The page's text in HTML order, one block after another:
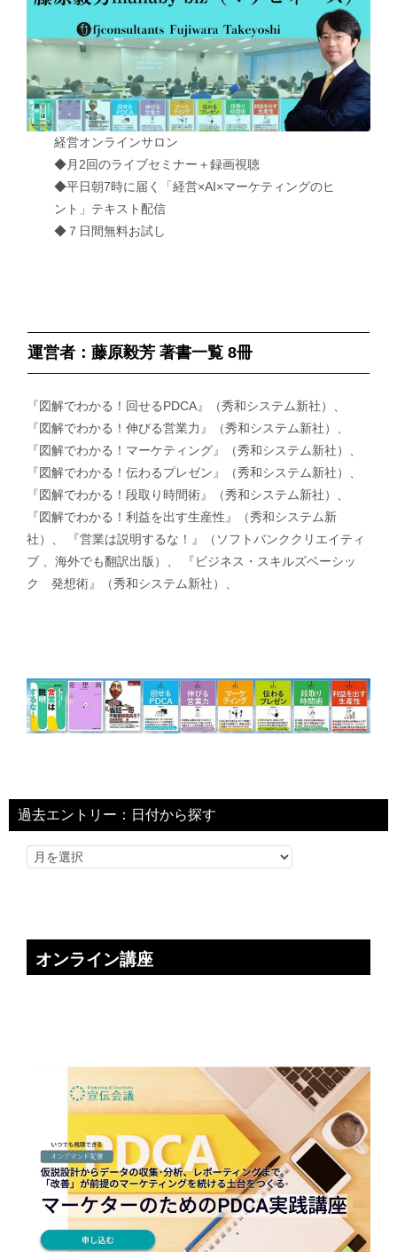
経営オンラインサロン
◆月2回のライブセミナー＋録画視聴
◆平日朝7時に届く「経営×AI×マーケティングのヒ
ント」テキスト配信
◆７日間無料お試し
運営者：藤原毅芳 著書一覧 8冊
『図解でわかる！回せるPDCA』（秀和システム新社）、
『図解でわかる！伸びる営業力』（秀和システム新社）、
『図解でわかる！マーケティング』（秀和システム新社）、
『図解でわかる！伝わるプレゼン』（秀和システム新社）、
『図解でわかる！段取り時間術』（秀和システム新社）、
『図解でわかる！利益を出す生産性』（秀和システム新
社）、 『営業は説明するな！』（ソフトバンククリエイティ
ブ 、海外でも翻訳出版）、 『ビジネス・スキルズベーシッ
ク 発想術』（秀和システム新社）、
過去エントリー：日付から探す
オンライン講座